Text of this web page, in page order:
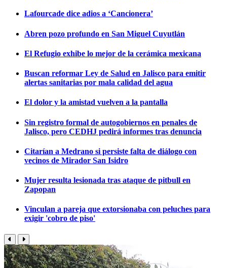
Lafourcade dice adios a ‘Cancionera’
Abren pozo profundo en San Miguel Cuyutlán
El Refugio exhibe lo mejor de la cerámica mexicana
Buscan reformar Ley de Salud en Jalisco para emitir
alertas sanitarias por mala calidad del agua
El dolor y la amistad vuelven a la pantalla
Sin registro formal de autogobiernos en penales de
Jalisco, pero CEDHJ pedirá informes tras denuncia
Citarían a Medrano si persiste falta de diálogo con
vecinos de Mirador San Isidro
Mujer resulta lesionada tras ataque de pitbull en
Zapopan
Vinculan a pareja que extorsionaba con peluches para
exigir 'cobro de piso'